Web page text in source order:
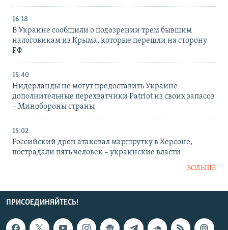
16:18
В Украине сообщили о подозрении трем бывшим
налоговикам из Крыма, которые перешли на сторону
РФ
15:40
Нидерланды не могут предоставить Украине
дополнительные перехватчики Patriot из своих запасов
– Минобороны страны
15:02
Российский дрон атаковал маршрутку в Херсоне,
пострадали пять человек – украинские власти
БОЛЬШЕ
ПРИСОЕДИНЯЙТЕСЬ!